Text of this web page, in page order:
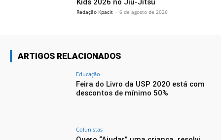
Kids 2026 no Jiu-Jitsu
Redação Kpacit - 6 de agosto de 2026
ARTIGOS RELACIONADOS
Educação
Feira do Livro da USP 2020 está com
descontos de mínimo 50%
Colunistas